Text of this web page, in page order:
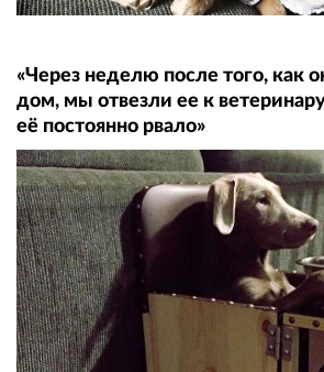
«Через неделю после того, как
дом, мы отвезли ее к
её постоянно рвало»